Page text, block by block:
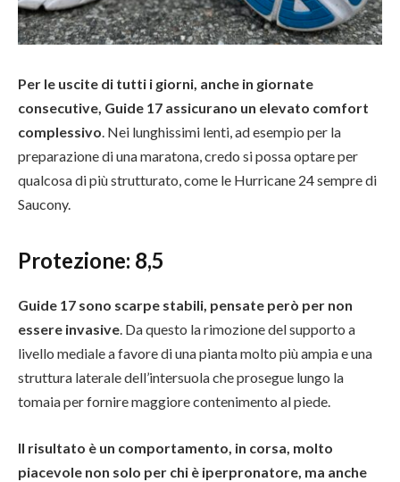
Per le uscite di tutti i giorni, anche in giornate
consecutive, Guide 17 assicurano un elevato comfort
complessivo . Nei lunghissimi lenti, ad esempio per la
preparazione di una maratona, credo si possa optare per
qualcosa di più strutturato, come le Hurricane 24 sempre di
Saucony.
Protezione: 8,5
Guide 17 sono scarpe stabili, pensate però per non
essere invasive. Da questo la rimozione del supporto a
livello mediale a favore di una pianta molto più ampia e una
struttura laterale dell’intersuola che prosegue lungo la
tomaia per fornire maggiore contenimento al piede.
Il risultato è un comportamento, in corsa, molto
piacevole non solo per chi è iperpronatore, ma anche